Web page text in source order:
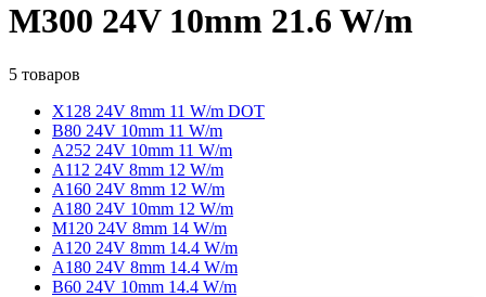
M300 24V 10mm 21.6 W/m
5 товаров
X128 24V 8mm 11 W/m DOT
B80 24V 10mm 11 W/m
A252 24V 10mm 11 W/m
A112 24V 8mm 12 W/m
A160 24V 8mm 12 W/m
A180 24V 10mm 12 W/m
M120 24V 8mm 14 W/m
A120 24V 8mm 14.4 W/m
A180 24V 8mm 14.4 W/m
B60 24V 10mm 14.4 W/m